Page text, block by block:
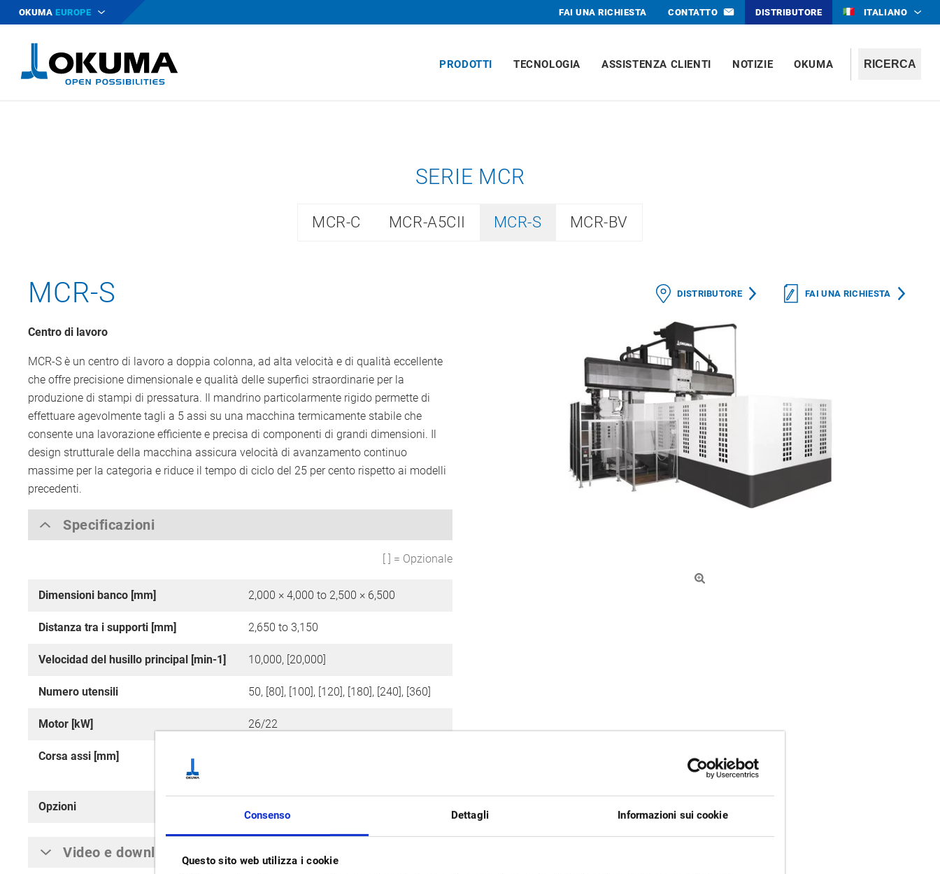
Consenso Dettagli Informazioni sui cookie
Questo sito web utilizza i cookie
OKUMA EUROPE FAI UNA RICHIESTA CONTATTO DISTRIBUTORE ITALIANO
PRODOTTI TECNOLOGIA ASSISTENZA CLIENTI NOTIZIE OKUMA
SERIE MCR
MCR-C MCR-A5CII MCR-S MCR-BV
MCR-S DISTRIBUTORE FAI UNA RICHIESTA
Centro di lavoro
MCR-S è un centro di lavoro a doppia colonna, ad alta velocità e di qualità eccellente
che offre precisione dimensionale e qualità delle superfici straordinarie per la
produzione di stampi di pressatura. Il mandrino particolarmente rigido permette di
effettuare agevolmente tagli a 5 assi su una macchina termicamente stabile che
consente una lavorazione efficiente e precisa di componenti di grandi dimensioni. Il
design strutturale della macchina assicura velocità di avanzamento continuo
massime per la categoria e riduce il tempo di ciclo del 25 per cento rispetto ai modelli
precedenti.
Specificazioni
[ ] = Opzionale
Dimensioni banco [mm] 2,000 × 4,000 to 2,500 × 6,500
Distanza tra i supporti [mm] 2,650 to 3,150
Velocidad del husillo principal [min-1] 10,000, [20,000]
Numero utensili 50, [80], [100], [120], [180], [240], [360]
Motor [kW] 26/22
Corsa assi [mm]
Opzioni
Video e download